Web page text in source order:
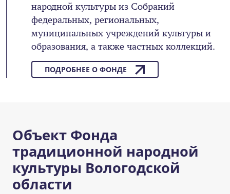
народной культуры из Собраний
федеральных, региональных,
муниципальных учреждений культуры и
образования, а также частных коллекций.
ПОДРОБНЕЕ О ФОНДЕ
Объект Фонда
традиционной народной
культуры Вологодской
области